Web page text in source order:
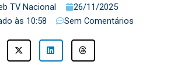
TV Nacional
26/11/2025
às 10:58 Sem Comentários